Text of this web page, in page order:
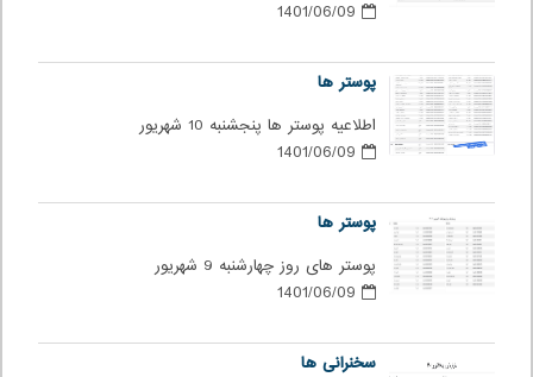
پوستر ها
اطلاعیه پوستر ها پنجشنبه 10 شهریور
پوستر ها
پوستر های روز چهارشنبه 9 شهریور
سخنرانی ها